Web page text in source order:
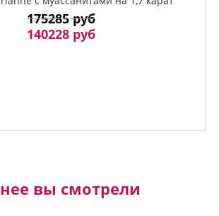
175285 руб
140228 руб
вы смотрели